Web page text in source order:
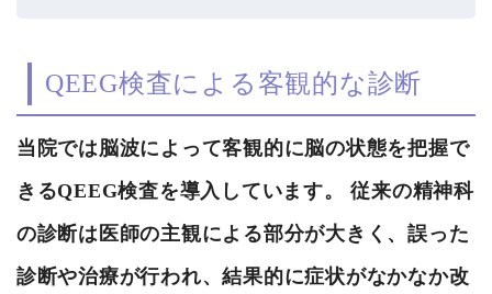
QEEG検査による客観的な診断
当院では脳波によって客観的に脳の状態を把握で
きるQEEG検査を導入しています。 従来の精神科
の診断は医師の主観による部分が大きく、誤った
診断や治療が行われ、結果的に症状がなかなか改